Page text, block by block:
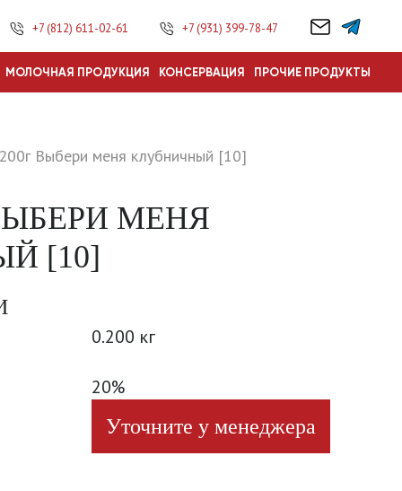
+7 (812) 611-02-61 +7 (931) 399-78-47
МОЛОЧНАЯ ПРОДУКЦИЯ КОНСЕРВАЦИЯ ПРОЧИЕ ПРОДУКТЫ
Выбери меня клубничный [10]
МЕНЯ
[10]
0.200 кг
20%
Уточните у менеджера